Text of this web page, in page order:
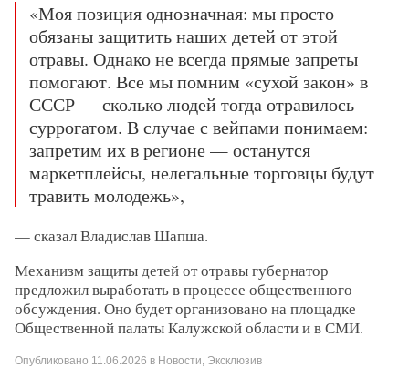
«Моя позиция однозначная: мы просто
обязаны защитить наших детей от этой
отравы. Однако не всегда прямые запреты
помогают. Все мы помним «сухой закон» в
СССР — сколько людей тогда отравилось
суррогатом. В случае с вейпами понимаем:
запретим их в регионе — останутся
маркетплейсы, нелегальные торговцы будут
травить молодежь»,
— сказал Владислав Шапша.
Механизм защиты детей от отравы губернатор
предложил выработать в процессе общественного
обсуждения. Оно будет организовано на площадке
Общественной палаты Калужской области и в СМИ.
Опубликовано 11.06.2026 в Новости, Эксклюзив